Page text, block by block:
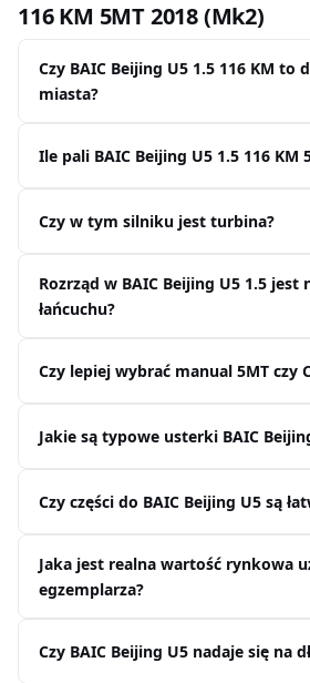
116 KM 5MT 2018 (Mk2)
Czy BAIC Beijing U5 1.5 116 KM to
miasta?
Ile pali BAIC Beijing U5 1.5 116 KM
Czy w tym silniku jest turbina?
Rozrząd w BAIC Beijing U5 1.5 jest
łańcuchu?
Czy lepiej wybrać manual 5MT czy
Jakie są typowe usterki BAIC
Czy części do BAIC Beijing U5 są
Jaka jest realna wartość rynkowa
egzemplarza?
Czy BAIC Beijing U5 nadaje się na